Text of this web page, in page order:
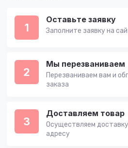
1
Оставьте заявку
Заполните заявку на
2
Мы перезваниваем
Перезваниваем вам и
заказа
3
Доставляем товар
Осуществляем
адресу